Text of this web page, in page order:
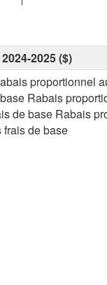
2025 ($)
proportionnel
Rabais
de base Rabais
frais de base